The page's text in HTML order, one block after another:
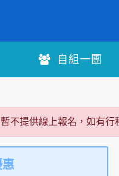
自組一團
不提供線上報名，如有行
惠